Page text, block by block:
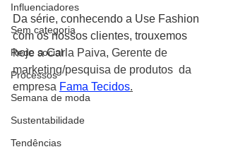
Influenciadores
Sem categoria
Rede social
Processos
Semana de moda
Sustentabilidade
Tendências
Da série, conhecendo a Use Fashion
com os nossos clientes, trouxemos
hoje a Carla Paiva, Gerente de
marketing/pesquisa de produtos  da
empresa Fama Tecidos.